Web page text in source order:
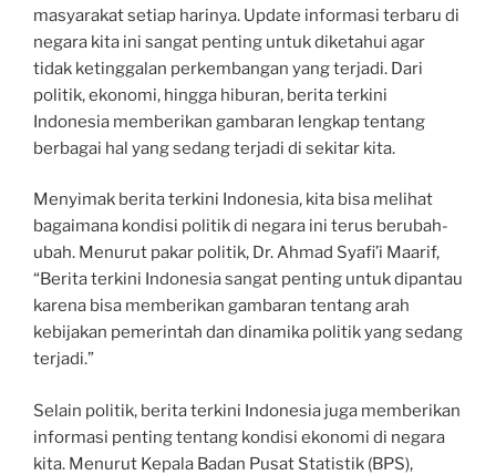
masyarakat setiap harinya. Update informasi terbaru di
negara kita ini sangat penting untuk diketahui agar
tidak ketinggalan perkembangan yang terjadi. Dari
politik, ekonomi, hingga hiburan, berita terkini
Indonesia memberikan gambaran lengkap tentang
berbagai hal yang sedang terjadi di sekitar kita.
Menyimak berita terkini Indonesia, kita bisa melihat
bagaimana kondisi politik di negara ini terus berubah-
ubah. Menurut pakar politik, Dr. Ahmad Syafi’i Maarif,
“Berita terkini Indonesia sangat penting untuk dipantau
karena bisa memberikan gambaran tentang arah
kebijakan pemerintah dan dinamika politik yang sedang
terjadi.”
Selain politik, berita terkini Indonesia juga memberikan
informasi penting tentang kondisi ekonomi di negara
kita. Menurut Kepala Badan Pusat Statistik (BPS),